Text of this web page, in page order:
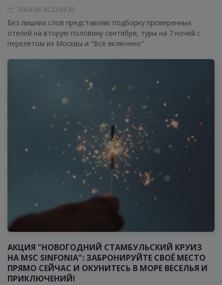
2024-06-30 22:03:33
Без лишних слов представляю подборку проверенных
отелей на вторую половину сентября, туры на 7 ночей с
перелетом из Москвы и "Всё включено".
АКЦИЯ "НОВОГОДНИЙ СТАМБУЛЬСКИЙ КРУИЗ
НА MSC SINFONIA": ЗАБРОНИРУЙТЕ СВОЁ МЕСТО
ПРЯМО СЕЙЧАС И ОКУНИТЕСЬ В МОРЕ ВЕСЕЛЬЯ И
ПРИКЛЮЧЕНИЙ!